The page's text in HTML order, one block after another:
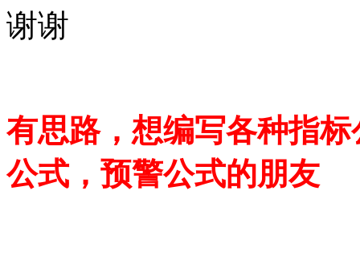
谢谢
有思路，想编写各种指
公式，预警公式的朋友